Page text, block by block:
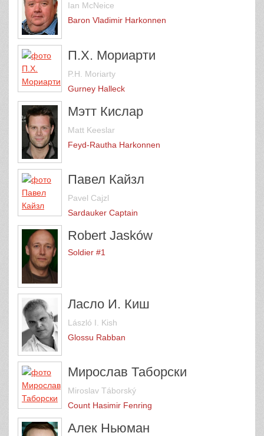
Ian McNeice
Baron Vladimir Harkonnen
П.Х. Мориарти
P.H. Moriarty
Gurney Halleck
Мэтт Кислар
Matt Keeslar
Feyd-Rautha Harkonnen
Павел Кайзл
Pavel Cajzl
Sardauker Captain
Robert Jasków
Soldier #1
Ласло И. Киш
László I. Kish
Glossu Rabban
Мирослав Таборски
Miroslav Táborský
Count Hasimir Fenring
Алек Ньюман